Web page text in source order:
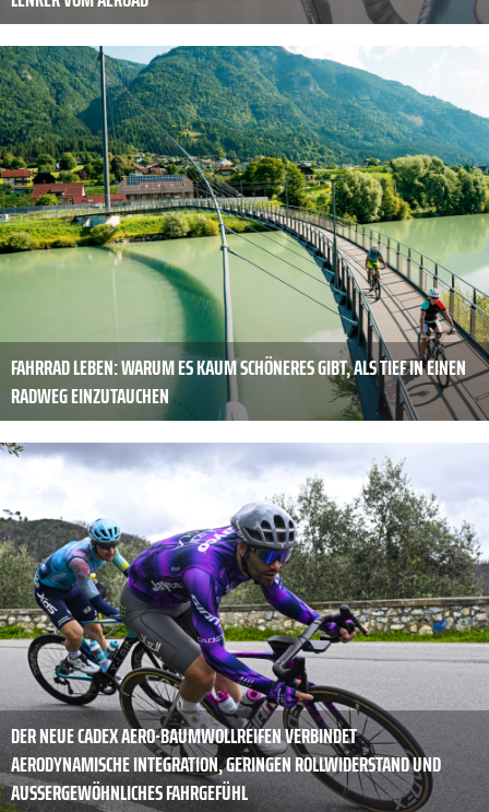
FAHRRAD LEBEN: WARUM ES KAUM SCHÖNERES GIBT, ALS TIEF IN EINEN
RADWEG EINZUTAUCHEN
DER NEUE CADEX AERO-BAUMWOLLREIFEN VERBINDET
AERODYNAMISCHE INTEGRATION, GERINGEN ROLLWIDERSTAND UND
AUSSERGEWÖHNLICHES FAHRGEFÜHL